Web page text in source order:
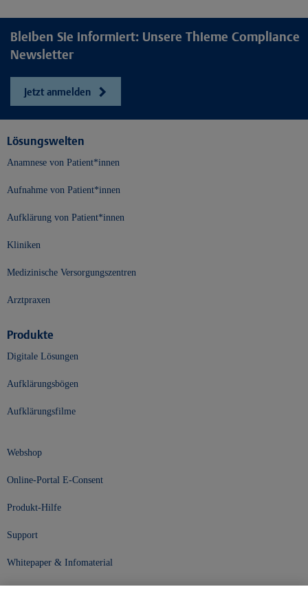
Bleiben Sie informiert: Unsere Thieme Compliance
Newsletter
Jetzt anmelden
Lösungswelten
Anamnese von Patient*innen
Aufnahme von Patient*innen
Aufklärung von Patient*innen
Kliniken
Medizinische Versorgungszentren
Arztpraxen
Produkte
Digitale Lösungen
Aufklärungsbögen
Aufklärungsfilme
Webshop
Online-Portal E-Consent
Produkt-Hilfe
Support
Whitepaper & Infomaterial